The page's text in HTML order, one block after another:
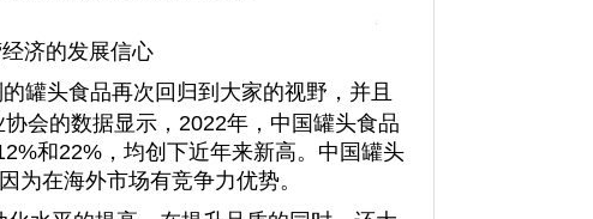
济的发展信心
罐头食品再次回归到大家的视野，并且
会的数据显示，2022年，中国罐头食品
和22%，均创下近年来新高。中国罐头
为在海外市场有竞争力优势。